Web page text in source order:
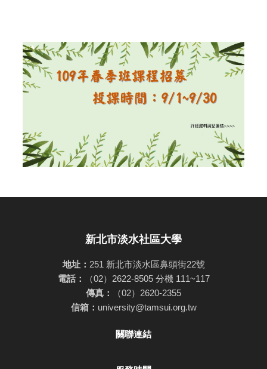
新北市淡水社區大學
地址： 251 新北市淡水區鼻頭街22號
電話：
（02）2622-8505 分機 111~117
傳真：
（02）2620-2355
信箱： university@tamsui.org.tw
關聯連結